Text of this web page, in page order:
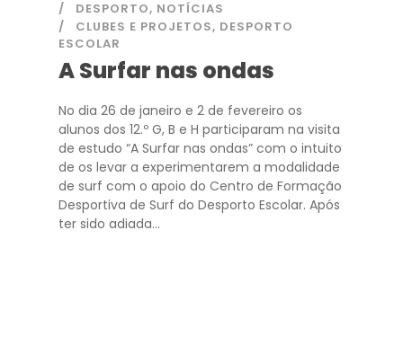
DESPORTO, NOTÍCIAS
CLUBES E PROJETOS, DESPORTO
ESCOLAR
A Surfar nas ondas
No dia 26 de janeiro e 2 de fevereiro os
alunos dos 12.º G, B e H participaram na visita
de estudo “A Surfar nas ondas” com o intuito
de os levar a experimentarem a modalidade
de surf com o apoio do Centro de Formação
Desportiva de Surf do Desporto Escolar. Após
ter sido adiada...